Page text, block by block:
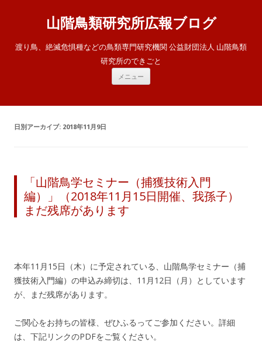
山階鳥類研究所広報ブログ
渡り鳥、絶滅危惧種などの鳥類専門研究機関 公益財団法人 山階鳥類
研究所のできごと
メニュー
ツ
日別アーカイブ: 2018年11月9日
「山階鳥学セミナー（捕獲技術入門
編）」（2018年11月15日開催、我孫子）
まだ残席があります
本年11月15日（木）に予定されている、山階鳥学セミナー（捕
獲技術入門編）の申込み締切は、11月12日（月）としています
が、まだ残席があります。
ご関心をお持ちの皆様、ぜひふるってご参加ください。詳細
は、下記リンクのPDFをご覧ください。